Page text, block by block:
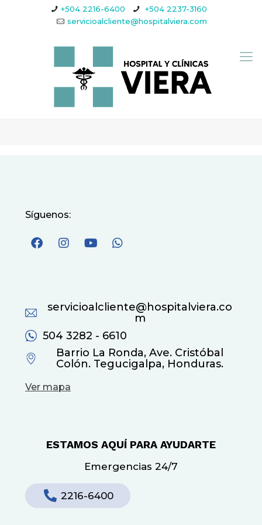
+504 2216-6400
+504 2237-3160
servicioalcliente@hospitalviera.com
Síguenos:
servicioalcliente@hospitalviera.co
m
504 3282 - 6610
Barrio La Ronda, Ave. Cristóbal
Colón. Tegucigalpa, Honduras.
Ver mapa
ESTAMOS AQUÍ PARA AYUDARTE
Emergencias 24/7
2216-6400